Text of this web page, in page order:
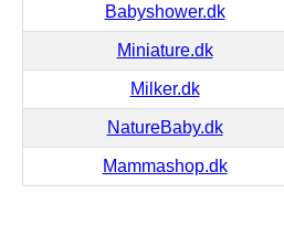
Babyshower.dk
Miniature.dk
Milker.dk
NatureBaby.dk
Mammashop.dk